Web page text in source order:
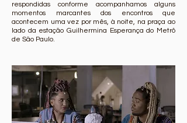
respondidas conforme acompanhamos alguns
momentos marcantes dos encontros que
acontecem uma vez por mês, à noite, na praça ao
lado da estação Guilhermina Esperança do Metrô
de São Paulo.